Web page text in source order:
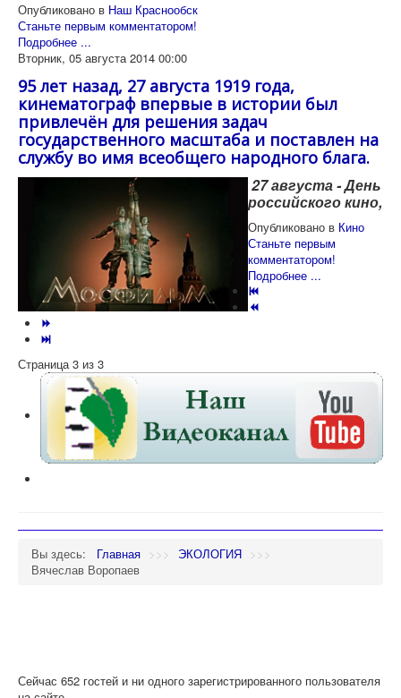
Опубликовано в Наш Краснообск
Станьте первым комментатором!
Подробнее ...
Вторник, 05 августа 2014 00:00
95 лет назад, 27 августа 1919 года,
кинематограф впервые в истории был
привлечён для решения задач
государственного масштаба и поставлен на
службу во имя всеобщего народного блага.
27 августа - День
российского кино,
Опубликовано в Кино
Станьте первым
комментатором!
Подробнее ...
Страница 3 из 3
Вы здесь: Главная >>> ЭКОЛОГИЯ >>>
Вячеслав Воропаев
Сейчас 652 гостей и ни одного зарегистрированного пользователя